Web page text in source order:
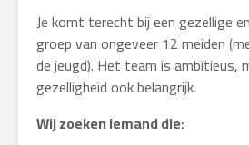
Je komt terecht bij een gezellige
groep van ongeveer 12 meiden
de jeugd). Het team is ambitieus,
gezelligheid ook belangrijk.
Wij zoeken iemand die: